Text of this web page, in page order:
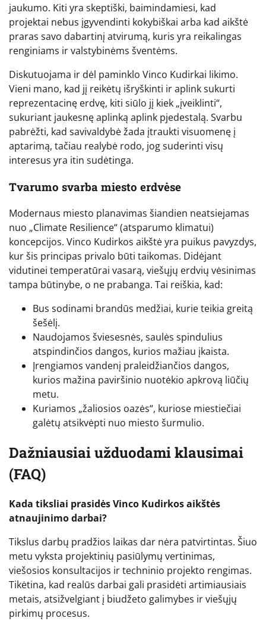
jaukumo. Kiti yra skeptiški, baimindamiesi, kad
projektai nebus įgyvendinti kokybiškai arba kad aikštė
praras savo dabartinį atvirumą, kuris yra reikalingas
renginiams ir valstybinėms šventėms.
Diskutuojama ir dėl paminklo Vinco Kudirkai likimo.
Vieni mano, kad jį reikėtų išryškinti ir aplink sukurti
reprezentacinę erdvę, kiti siūlo jį kiek „įveiklinti“,
sukuriant jaukesnę aplinką aplink pjedestalą. Svarbu
pabrėžti, kad savivaldybė žada įtraukti visuomenę į
aptarimą, tačiau realybė rodo, jog suderinti visų
interesus yra itin sudėtinga.
Tvarumo svarba miesto erdvėse
Modernaus miesto planavimas šiandien neatsiejamas
nuo „Climate Resilience“ (atsparumo klimatui)
koncepcijos. Vinco Kudirkos aikštė yra puikus pavyzdys,
kur šis principas privalo būti taikomas. Didėjant
vidutinei temperatūrai vasarą, viešųjų erdvių vėsinimas
tampa būtinybe, o ne prabanga. Tai reiškia, kad:
Bus sodinami brandūs medžiai, kurie teikia greitą
šešėlį.
Naudojamos šviesesnės, saulės spindulius
atspindinčios dangos, kurios mažiau įkaista.
Įrengiamos vandenį praleidžiančios dangos,
kurios mažina paviršinio nuotėkio apkrovą liūčių
metu.
Kuriamos „žaliosios oazės“, kuriose miestiečiai
galėtų atsikvėpti nuo miesto šurmulio.
Dažniausiai užduodami klausimai
(FAQ)
Kada tiksliai prasidės Vinco Kudirkos aikštės
atnaujinimo darbai?
Tikslus darbų pradžios laikas dar nėra patvirtintas. Šiuo
metu vyksta projektinių pasiūlymų vertinimas,
viešosios konsultacijos ir techninio projekto rengimas.
Tikėtina, kad realūs darbai gali prasidėti artimiausiais
metais, atsižvelgiant į biudžeto galimybes ir viešųjų
pirkimų procesus.